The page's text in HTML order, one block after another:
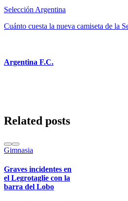
Selección Argentina
Cuánto cuesta la nueva camiseta de la
Argentina F.C.
Related posts
Gimnasia
Graves incidentes en
el Legrotaglie con la
barra del Lobo